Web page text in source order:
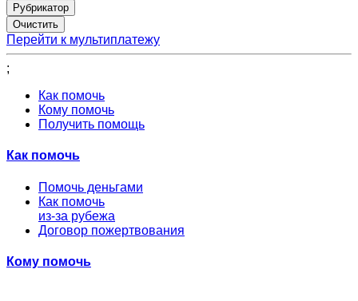
Рубрикатор
Перейти к мультиплатежу
;
Как помочь
Кому помочь
Получить помощь
Как помочь
Помочь деньгами
Как помочь
из-за рубежа
Договор пожертвования
Кому помочь